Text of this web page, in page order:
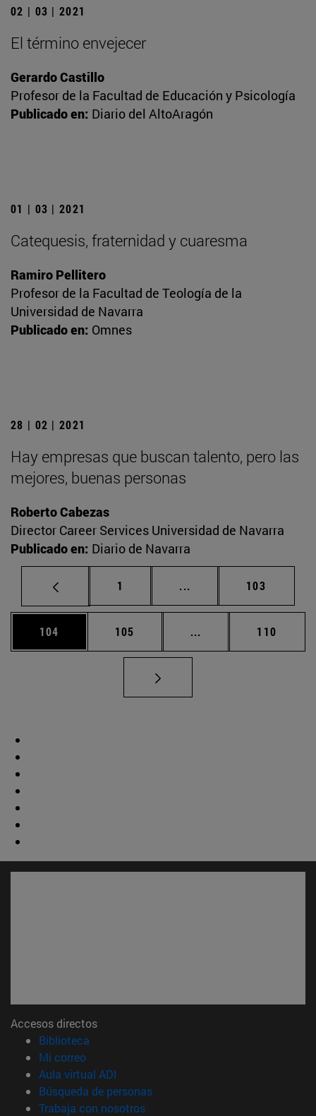
02 | 03 | 2021
El término envejecer
Gerardo Castillo
Profesor de la Facultad de Educación y Psicología
Publicado en: Diario del AltoAragón
01 | 03 | 2021
Catequesis, fraternidad y cuaresma
Ramiro Pellitero
Profesor de la Facultad de Teología de la
Universidad de Navarra
Publicado en: Omnes
28 | 02 | 2021
Hay empresas que buscan talento, pero las
mejores, buenas personas
Roberto Cabezas
Director Career Services Universidad de Navarra
Publicado en: Diario de Navarra
Página
1 ... Páginas intermedias
Página
103
Página
104 Página
105 ... Páginas intermedias
Página
110
Accesos directos
Biblioteca
Mi correo(abre en nueva ventana)
Aula virtual ADI
Búsqueda de personas(abre en nueva ventana)
Trabaja con nosotros(abre en nueva ventana)